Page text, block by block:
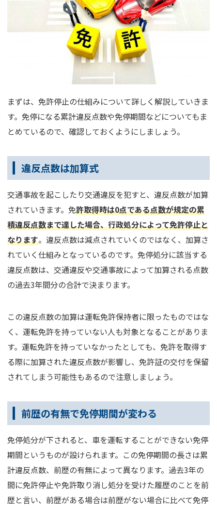
まずは、免許停止の仕組みについて詳しく解説していきま
す。免停になる累計違反点数や免停期間などについてもま
とめているので、確認しておくようにしましょう。
違反点数は加算式
交通事故を起こしたり交通違反を犯すと、違反点数が加算
されていきます。免許取得時は0点である点数が規定の累
積違反点数まで達した場合、行政処分によって免許停止と
なります。違反点数は減点されていくのではなく、加算さ
れていく仕組みとなっているのです。免停処分に該当する
違反点数は、交通違反や交通事故によって加算される点数
の過去3年間分の合計で決まります。
この違反点数の加算は運転免許保持者に限ったものではな
く、運転免許を持っていない人も対象となることがありま
す。運転免許を持っていなかったとしても、免許を取得す
る際に加算された違反点数が影響し、免許証の交付を保留
されてしまう可能性もあるので注意しましょう。
前歴の有無で免停期間が変わる
免停処分が下されると、車を運転することができない免停
期間というものが設けられます。この免停期間の長さは累
計違反点数、前歴の有無によって異なります。過去3年の
間に免許停止や免許取り消し処分を受けた履歴のことを前
歴と言い、前歴がある場合は前歴がない場合に比べて免停